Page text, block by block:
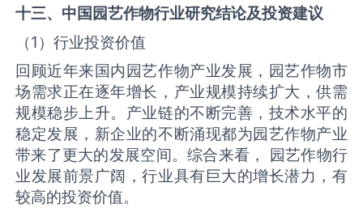
十三、中国园艺作物行业研究结论及投资建议
（1）行业投资价值
回顾近年来国内园艺作物产业发展，园艺作物市
场需求正在逐年增长，产业规模持续扩大，供需
规模稳步上升。产业链的不断完善，技术水平的
稳定发展，新企业的不断涌现都为园艺作物产业
带来了更大的发展空间。综合来看， 园艺作物行
业发展前景广阔，行业具有巨大的增长潜力，有
较高的投资价值。